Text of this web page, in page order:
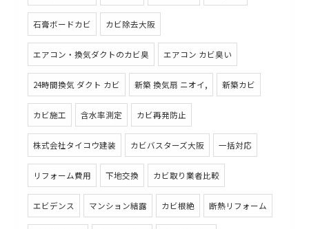
石膏ボードカビ カビ除去大阪
エアコン・換気ダクトのカビ臭 エアコン カビ臭い
24時間換気 ダクト カビ 新築 換気扇 ニオイ, 新築カビ
カビ施工 含水率測定 カビ再発防止
株式会社タイコウ建装 カビバスターズ大阪 一括対応
リフォーム費用 下地交換 カビ取り業者比較
エビデンス マンション結露 カビ根絶 断熱リフォーム